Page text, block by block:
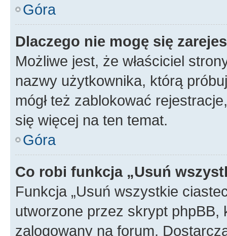
Góra
Dlaczego nie mogę się
Możliwe jest, że właściciel
nazwy użytkownika, którą
mógł też zablokować
się więcej na ten temat.
Góra
Co robi funkcja „Usuń
Funkcja „Usuń wszystkie
utworzone przez skrypt
zalogowany na forum.